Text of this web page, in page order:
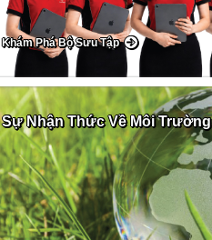
Khám Phá Bộ Sưu Tập
Sự Nhận Thức Về Môi Trường